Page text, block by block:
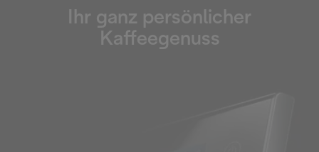
Ihr ganz persönlicher
Kaffeegenuss